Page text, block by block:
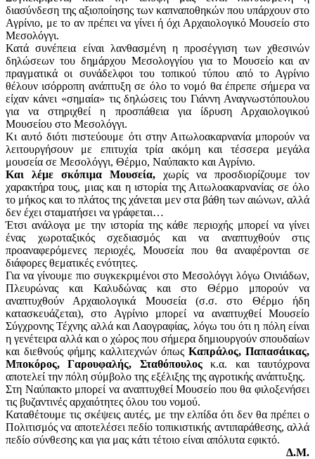
διασύνδεση της αξιοποίησης των καπναποθηκών που υπάρχουν στο
Αγρίνιο, με το αν πρέπει να γίνει ή όχι Αρχαιολογικό Μουσείο στο
Μεσολόγγι.
Κατά συνέπεια είναι λανθασμένη η προσέγγιση των χθεσινών
δηλώσεων του δημάρχου Μεσολογγίου για το Μουσείο και αν
πραγματικά οι συνάδελφοι του τοπικού τύπου από το Αγρίνιο
θέλουν ισόρροπη ανάπτυξη σε όλο το νομό θα έπρεπε σήμερα να
είχαν κάνει «σημαία» τις δηλώσεις του Γιάννη Αναγνωστόπουλου
για να στηριχθεί η προσπάθεια για ίδρυση Αρχαιολογικού
Μουσείου στο Μεσολόγγι.
Κι αυτό διότι πιστεύουμε ότι στην Αιτωλοακαρνανία μπορούν να
λειτουργήσουν με επιτυχία τρία ακόμη και τέσσερα μεγάλα
μουσεία σε Μεσολόγγι, Θέρμο, Ναύπακτο και Αγρίνιο.
Και λέμε σκόπιμα Μουσεία, χωρίς να προσδιορίζουμε τον
χαρακτήρα τους, μιας και η ιστορία της Αιτωλοακαρνανίας σε όλο
το μήκος και το πλάτος της χάνεται μεν στα βάθη των αιώνων, αλλά
δεν έχει σταματήσει να γράφεται…
Έτσι ανάλογα με την ιστορία της κάθε περιοχής μπορεί να γίνει
ένας χωροταξικός σχεδιασμός και να αναπτυχθούν στις
προαναφερόμενες περιοχές, Mουσεία που θα αναφέρονται σε
διάφορες θεματικές ενότητες.
Για να γίνουμε πιο συγκεκριμένοι στο Μεσολόγγι λόγω Οινιάδων,
Πλευρώνας και Καλυδώνας και στο Θέρμο μπορούν να
αναπτυχθούν Αρχαιολογικά Μουσεία (σ.σ. στο Θέρμο ήδη
κατασκευάζεται), στο Αγρίνιο μπορεί να αναπτυχθεί Μουσείο
Σύγχρονης Τέχνης αλλά και Λαογραφίας, λόγω του ότι η πόλη είναι
η γενέτειρα αλλά και ο χώρος που σήμερα δημιουργούν σπουδαίων
και διεθνούς φήμης καλλιτεχνών όπως Καπράλος, Παπασάικας,
Μποκόρος, Γαρουφαλής, Σταθόπουλοςκ.α. και ταυτόχρονα
αποτελεί την πόλη σύμβολο της εξέλιξης της αγροτικής ανάπτυξης.
Στη Ναύπακτο μπορεί να αναπτυχθεί Μουσείο που θα φιλοξενήσει
τις βυζαντινές αρχαιότητες όλου του νομού.
Καταθέτουμε τις σκέψεις αυτές, με την ελπίδα ότι δεν θα πρέπει ο
Πολιτισμός να αποτελέσει πεδίο τοπικιστικής αντιπαράθεσης, αλλά
πεδίο σύνθεσης και για μας κάτι τέτοιο είναι απόλυτα εφικτό.
Δ.Μ.